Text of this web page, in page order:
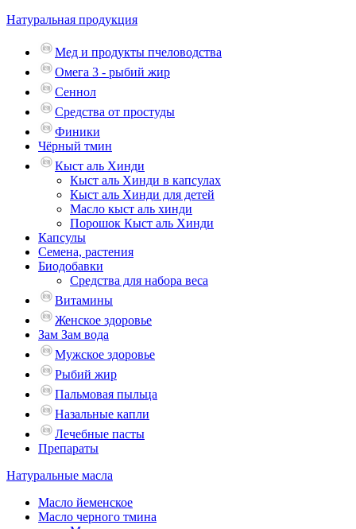
Натуральная продукция
Мед и продукты пчеловодства
Омега 3 - рыбий жир
Сеннол
Средства от простуды
Финики
Чёрный тмин
Кыст аль Хинди
Кыст аль Хинди в капсулах
Кыст аль Хинди для детей
Масло кыст аль хинди
Порошок Кыст аль Хинди
Капсулы
Семена, растения
Биодобавки
Средства для набора веса
Витамины
Женское здоровье
Зам Зам вода
Мужское здоровье
Рыбий жир
Пальмовая пыльца
Назальные капли
Лечебные пасты
Препараты
Натуральные масла
Масло йеменское
Масло черного тмина